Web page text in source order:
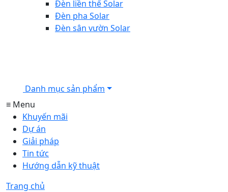
Đèn liền thể Solar
Đèn pha Solar
Đèn sân vườn Solar
Danh mục sản phẩm
≡ Menu
Khuyến mãi
Dự án
Giải pháp
Tin tức
Hướng dẫn kỹ thuật
Trang chủ